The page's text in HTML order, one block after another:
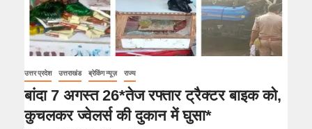
उत्तर प्रदेश उत्तराखंड ब्रेकिंग न्यूज़ राज्य
बांदा 7 अगस्त 26*तेज रफ्तार ट्रैक्टर बाइक को,
कुचलकर ज्वेलर्स की दुकान में घुसा*